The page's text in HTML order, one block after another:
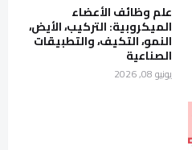
علم وظائف الأعضاء
الميكروبية: التركيب، الأيض،
النمو، التكيف، والتطبيقات
الصناعية
يونيو 08, 2026